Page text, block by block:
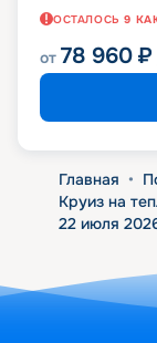
ОСТАЛОСЬ 9
от 78 960 ₽
Главная •
Круиз на
22 июля